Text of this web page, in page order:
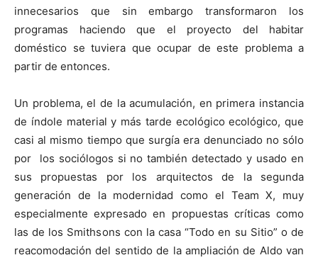
innecesarios que sin embargo transformaron los
programas haciendo que el proyecto del habitar
doméstico se tuviera que ocupar de este problema a
partir de entonces.
Un problema, el de la acumulación, en primera instancia
de índole material y más tarde ecológico ecológico, que
casi al mismo tiempo que surgía era denunciado no sólo
por los sociólogos si no también detectado y usado en
sus propuestas por los arquitectos de la segunda
generación de la modernidad como el Team X, muy
especialmente expresado en propuestas críticas como
las de los Smithsons con la casa “Todo en su Sitio” o de
reacomodación del sentido de la ampliación de Aldo van